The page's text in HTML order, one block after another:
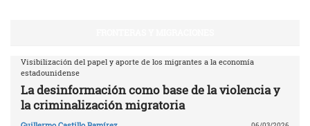
Visibilización del papel y aporte de los migrantes a la economía
estadounidense
La desinformación como base de la violencia y
la criminalización migratoria